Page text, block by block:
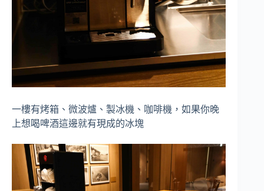
一樓有烤箱、微波爐、製冰機、咖啡機，如果你晚
上想喝啤酒這邊就有現成的冰塊